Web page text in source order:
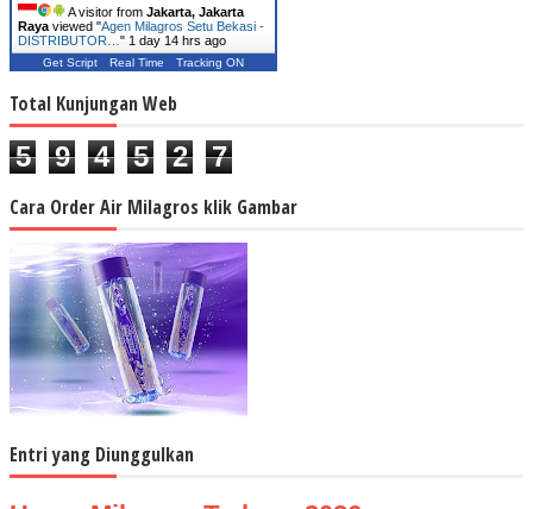
A visitor from Jakarta, Jakarta
Raya viewed "Agen Milagros Setu Bekasi -
DISTRIBUTOR… " 1 day 14 hrs ago
Get Script Real Time Tracking ON
Total Kunjungan Web
5 9 4 5 2 7
Cara Order Air Milagros klik Gambar
Entri yang Diunggulkan